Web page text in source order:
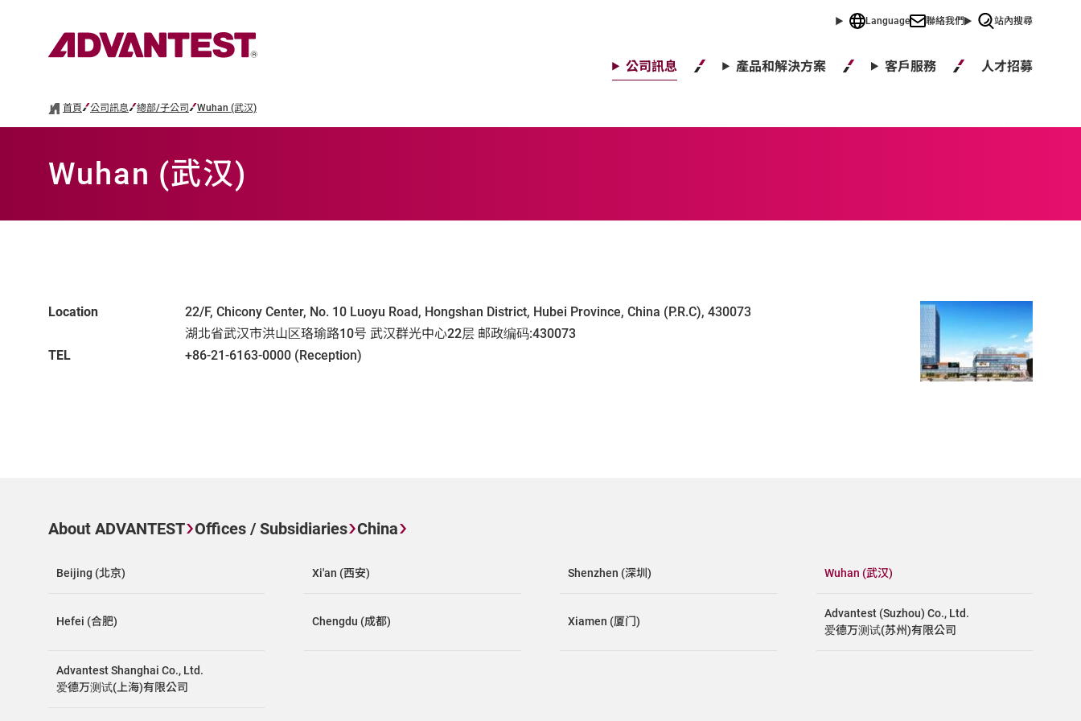
Language 聯絡我們 站內搜尋
公司訊息 產品和解決方案 客戶服務 人才招募
首頁 公司訊息 總部/子公司 Wuhan (武汉)
Wuhan (武汉)
Location
22/F, Chicony Center, No. 10 Luoyu Road, Hongshan District, Hubei Province, China (P.R.C), 430073
湖北省武汉市洪山区珞瑜路10号 武汉群光中心22层 邮政编码:430073
TEL
+86-21-6163-0000 (Reception)
About ADVANTEST Offices / Subsidiaries China
Beijing (北京) Xi'an (西安) Shenzhen (深圳) Wuhan (武汉)
Hefei (合肥) Chengdu (成都) Xiamen (厦门)
Advantest (Suzhou) Co., Ltd.
爱德万测试(苏州)有限公司
Advantest Shanghai Co., Ltd.
爱德万测试(上海)有限公司